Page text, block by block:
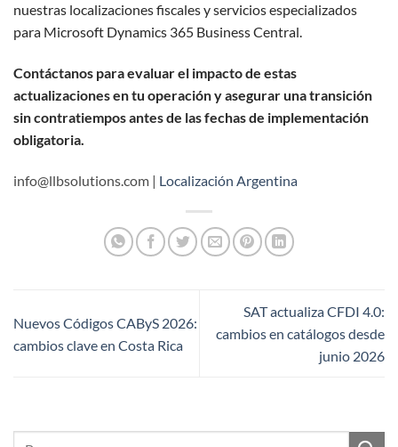
nuestras localizaciones fiscales y servicios especializados
para Microsoft Dynamics 365 Business Central.
Contáctanos para evaluar el impacto de estas
actualizaciones en tu operación y asegurar una transición
sin contratiempos antes de las fechas de implementación
obligatoria.
info@llbsolutions.com | Localización Argentina
Nuevos Códigos CAByS 2026:
cambios clave en Costa Rica
SAT actualiza CFDI 4.0:
cambios en catálogos desde
junio 2026